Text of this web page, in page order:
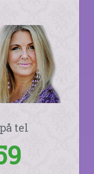
tel